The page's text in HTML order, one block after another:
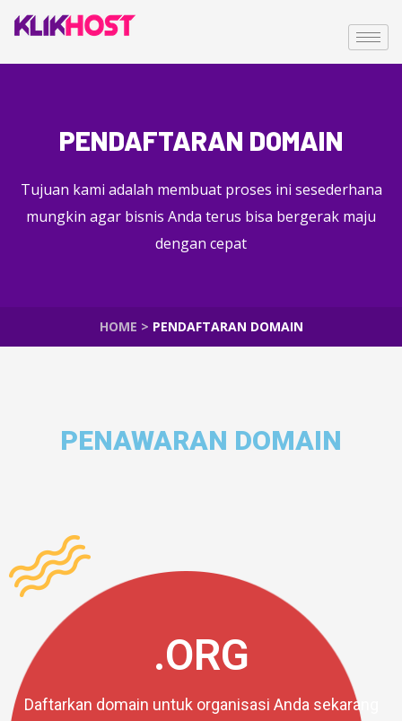
PENDAFTARAN DOMAIN
Tujuan kami adalah membuat proses ini sesederhana
mungkin agar bisnis Anda terus bisa bergerak maju
dengan cepat
HOME > PENDAFTARAN DOMAIN
PENAWARAN DOMAIN
.ORG
Daftarkan domain untuk organisasi Anda sekarang